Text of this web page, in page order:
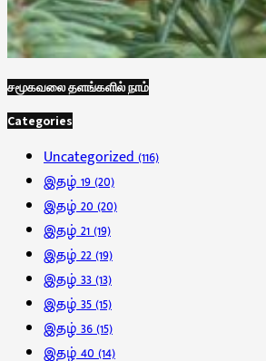
சமூகவலை தளங்களில் நாம்
Categories
Uncategorized(116)
இதழ் 19(20)
இதழ் 20(20)
இதழ் 21(19)
இதழ் 22(19)
இதழ் 33(13)
இதழ் 35(15)
இதழ் 36(15)
இதழ் 40(14)